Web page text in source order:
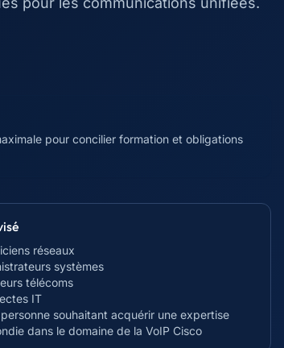
pour concilier formation et obligations
réseaux
systèmes
télécoms
IT
souhaitant acquérir une expertise
dans le domaine de la VoIP Cisco